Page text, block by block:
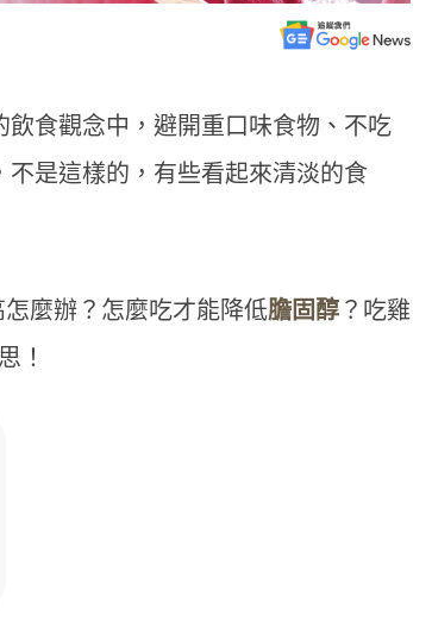
食觀念中，避開重口味食物、不吃
是這樣的，有些看起來清淡的食
麼辦？怎麼吃才能降低膽固醇 ？吃雞
！